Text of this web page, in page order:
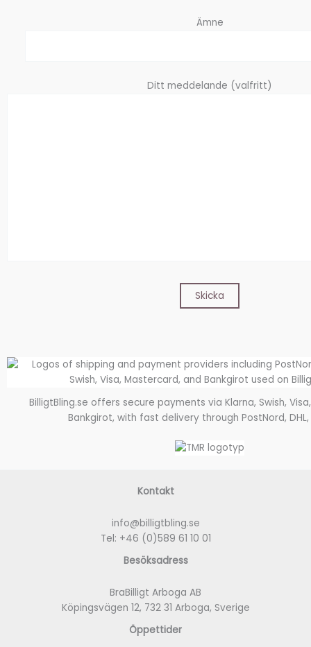
Ämne
Ditt meddelande (valfritt)
BilligtBling.se offers secure payments via Klarna, Swish,
Bankgirot, with fast delivery through PostNord, DHL,
Kontakt
info@billigtbling.se
Tel: +46 (0)589 61 10 01
Besöksadress
BraBilligt Arboga AB
Köpingsvägen 12, 732 31 Arboga, Sverige
Öppettider